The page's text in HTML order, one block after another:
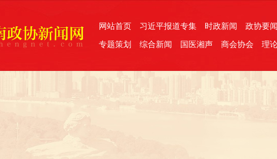
网站首页 习近平报道专集 时政新闻 政协要闻
专题策划 综合新闻 国医湘声 商会协会 理